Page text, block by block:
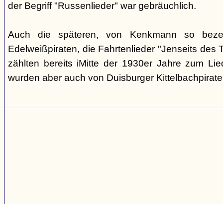
der Begriff "Russenlieder" war gebräuchlich.
Auch die späteren, von Kenkmann so
Edelweißpiraten, die Fahrtenlieder "Jenseits des
zählten bereits iMitte der 1930er Jahre zum
wurden aber auch von Duisburger